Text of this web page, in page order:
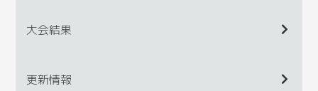
大会結果
更新情報